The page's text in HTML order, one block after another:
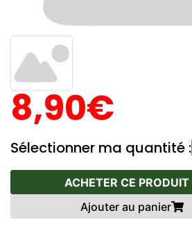
8,90€
Sélectionner ma quantité :
ACHETER CE PRODUIT
Ajouter au panier